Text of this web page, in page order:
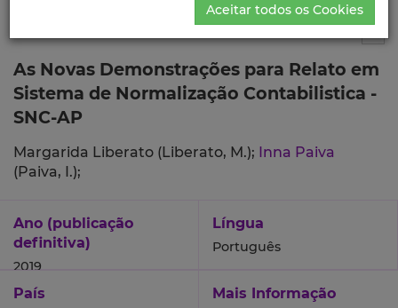
As Novas Demonstrações para Relato em
Sistema de Normalização Contabilistica -
SNC-AP
Margarida Liberato (Liberato, M.); Inna Paiva
(Paiva, I.);
Ano (publicação
definitiva)
2019
Língua
Português
País Mais Informação
Aceitar todos os Cookies